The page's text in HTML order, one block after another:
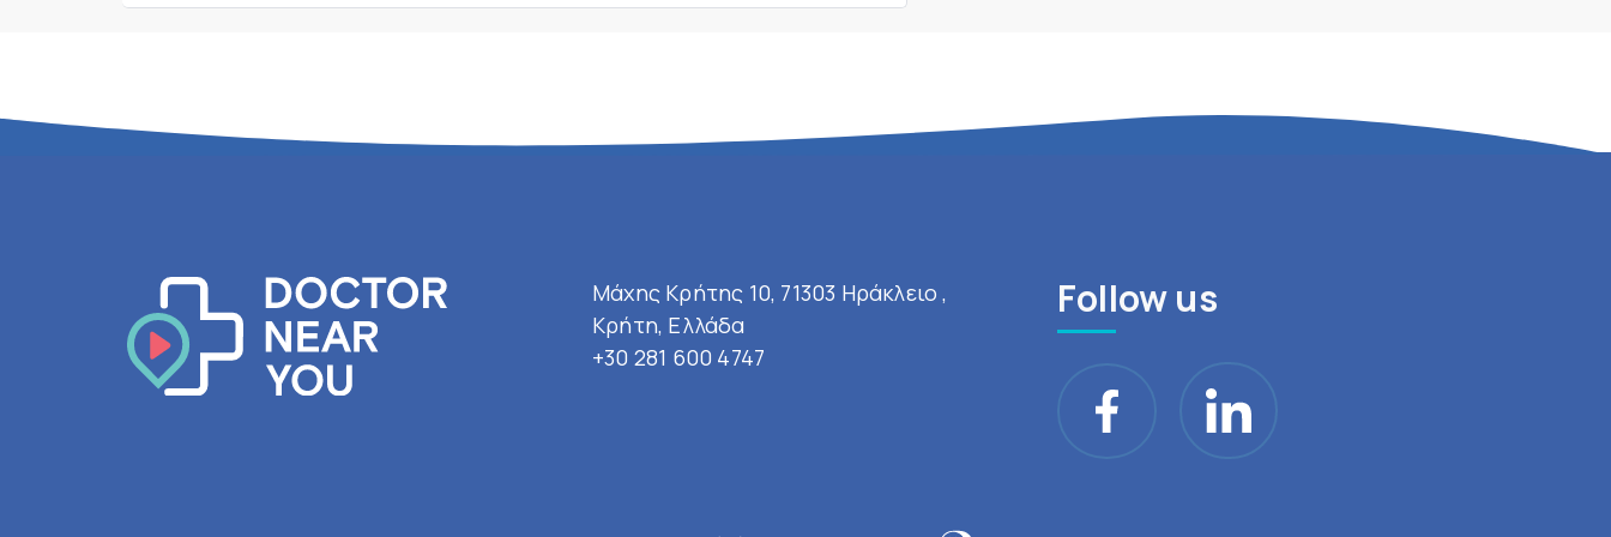
Μάχης Κρήτης 10, 71303 Ηράκλειο ,
Κρήτη, Ελλάδα
+30 281 600 4747
Follow us